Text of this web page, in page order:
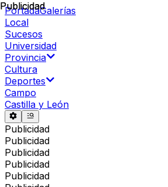
PortadaGalerías
Local
Sucesos
Universidad
Provincia
Cultura
Deportes
Campo
Castilla y León
Publicidad
Publicidad
Publicidad
Publicidad
Publicidad
Publicidad
Publicidad